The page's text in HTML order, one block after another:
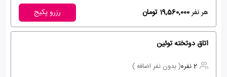
هر نفر19,560,000 تومان رزرو پکیج
اتاق دوتخته توئین
2 نفره ( بدون نفر اضافه )